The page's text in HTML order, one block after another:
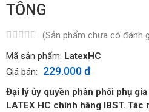
TÔNG
(Sản phẩm chưa có đánh
Mã sản phẩm: LatexHC
Giá bán:
229.000 đ
Đại lý ủy quyền phân phối phụ
LATEX HC chính hãng IBST.